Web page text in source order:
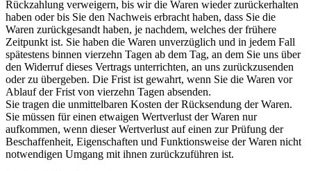
Rückzahlung verweigern, bis wir die Waren wieder zurückerhalten
haben oder bis Sie den Nachweis erbracht haben, dass Sie die
Waren zurückgesandt haben, je nachdem, welches der frühere
Zeitpunkt ist. Sie haben die Waren unverzüglich und in jedem Fall
spätestens binnen vierzehn Tagen ab dem Tag, an dem Sie uns über
den Widerruf dieses Vertrags unterrichten, an uns zurückzusenden
oder zu übergeben. Die Frist ist gewahrt, wenn Sie die Waren vor
Ablauf der Frist von vierzehn Tagen absenden.
Sie tragen die unmittelbaren Kosten der Rücksendung der Waren.
Sie müssen für einen etwaigen Wertverlust der Waren nur
aufkommen, wenn dieser Wertverlust auf einen zur Prüfung der
Beschaffenheit, Eigenschaften und Funktionsweise der Waren nicht
notwendigen Umgang mit ihnen zurückzuführen ist.